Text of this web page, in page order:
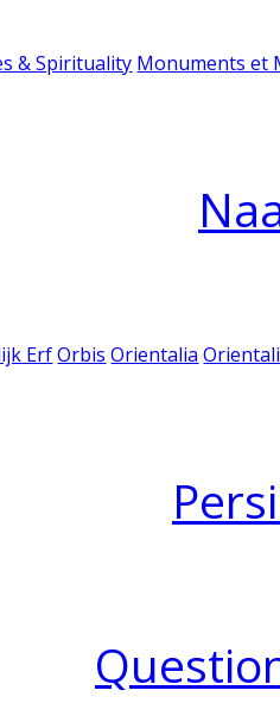
& Spirituality Monuments et
Erf Orbis Orientalia